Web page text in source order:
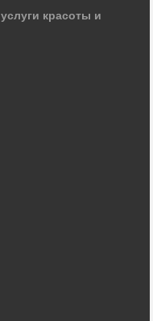
красоты и